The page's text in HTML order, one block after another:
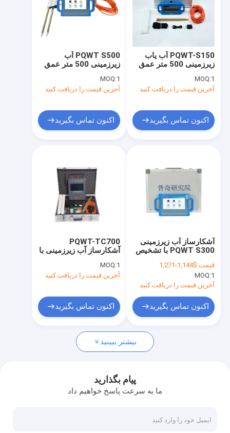
محصولات
درباره ما
تور کارخانه
پرونده ها
نشت یاب خط لوله آب
مانیتور نشت شبکه لوله
تجهیزات اکتشاف زمین شناسی
PQWT S500 آب
زیرزمینی 500 متر عمق
MOQ:1
آخرین قیمت را دریافت کنید
اکنون تماس بگیرید
PQWT-S150 آب یاب
زیرزمینی 500 متر عمق
MOQ:1
آخرین قیمت را دریافت کنید
اکنون تماس بگیرید
PQWT-TC700
آشکارساز آب زیرزمینی با
برداری خودکار و صفحه
نمایش لمسی LCD
MOQ:1
آخرین قیمت را دریافت کنید
اکنون تماس بگیرید
آشکارساز آب زیرزمینی
PQWT S300 با تشخیص
برای حفاری چاه
قیمت:$1,144-1,271
MOQ:1
آخرین قیمت را دریافت کنید
اکنون تماس بگیرید
بیشتر ببینید
پیام بگذارید
ما به سرعت پاسخ خواهیم داد